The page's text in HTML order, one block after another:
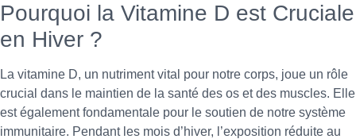
Pourquoi la Vitamine D est Cruciale
en Hiver ?
La vitamine D, un nutriment vital pour notre corps, joue un rôle
crucial dans le maintien de la santé des os et des muscles. Elle
est également fondamentale pour le soutien de notre système
immunitaire. Pendant les mois d’hiver, l’exposition réduite au